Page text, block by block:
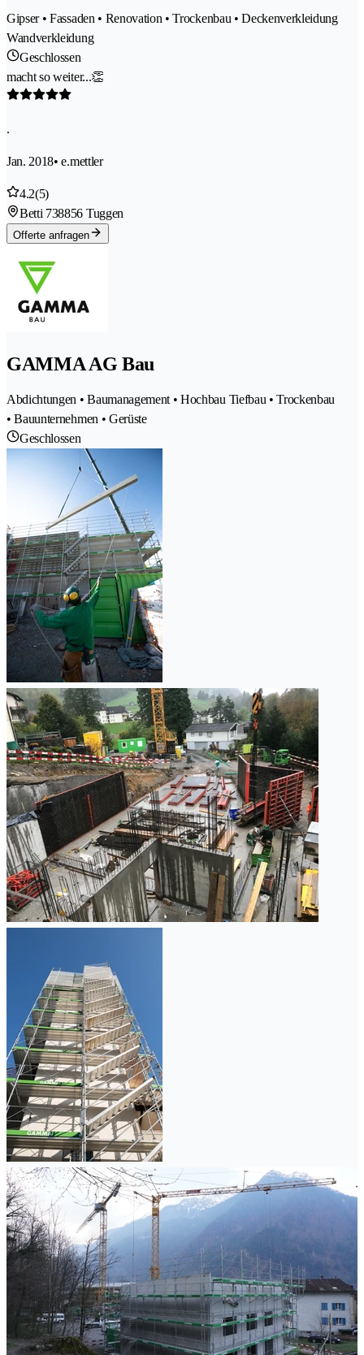
Gipser • Fassaden • Renovation • Trockenbau • Deckenverkleidung
Wandverkleidung
Geschlossen
macht so weiter...👏
.
Jan. 2018• e.mettler
4.2(5)
Betti 738856 Tuggen
Offerte anfragen
GAMMA AG Bau
Abdichtungen • Baumanagement • Hochbau Tiefbau • Trockenbau
• Bauunternehmen • Gerüste
Geschlossen